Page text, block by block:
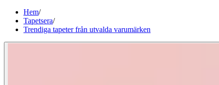
Hem/
Tapetsera/
Trendiga tapeter från utvalda varumärken